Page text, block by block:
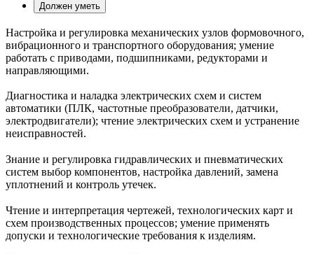
Должен уметь
Настройка и регулировка механических узлов формовочного,
вибрационного и транспортного оборудования; умение
работать с приводами, подшипниками, редукторами и
направляющими.
Диагностика и наладка электрических схем и систем
автоматики (ПЛК, частотные преобразователи, датчики,
электродвигатели); чтение электрических схем и устранение
неисправностей.
Знание и регулировка гидравлических и пневматических
систем выбор компонентов, настройка давлений, замена
уплотнений и контроль утечек.
Чтение и интерпретация чертежей, технологических карт и
схем производственных процессов; умение применять
допуски и технологические требования к изделиям.